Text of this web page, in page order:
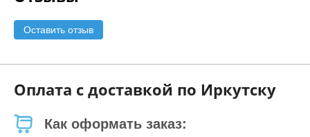
Оставить отзыв
Оплата с доставкой по Иркутску
Как оформать заказ: